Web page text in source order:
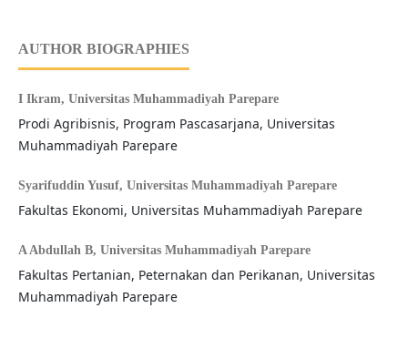
AUTHOR BIOGRAPHIES
I Ikram, Universitas Muhammadiyah Parepare
Prodi Agribisnis, Program Pascasarjana, Universitas
Muhammadiyah Parepare
Syarifuddin Yusuf, Universitas Muhammadiyah Parepare
Fakultas Ekonomi, Universitas Muhammadiyah Parepare
A Abdullah B, Universitas Muhammadiyah Parepare
Fakultas Pertanian, Peternakan dan Perikanan, Universitas
Muhammadiyah Parepare